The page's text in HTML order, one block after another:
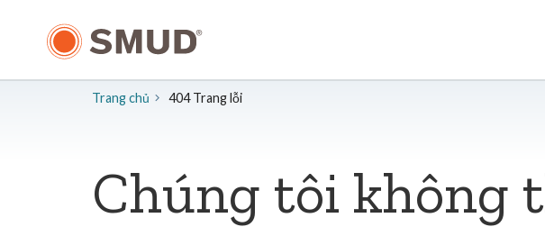
Trang chủ 404 Trang lỗi
Chúng tôi không